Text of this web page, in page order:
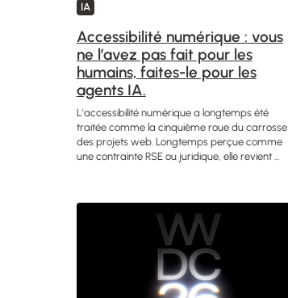
IA
Accessibilité numérique : vous
ne l’avez pas fait pour les
humains, faites-le pour les
agents IA.
L'accessibilité numérique a longtemps été
traitée comme la cinquième roue du carrosse
des projets web. Longtemps perçue comme
une contrainte RSE ou juridique, elle revient ...